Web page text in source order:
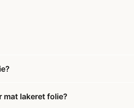
mat lakeret folie?